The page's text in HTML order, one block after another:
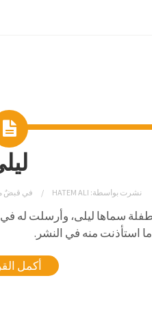
نشرت بواسطة: HATEM ALI في قبضٌ
سماها ليلى، وأرسلت له في
استأذنت منه في النشر.
أكمل